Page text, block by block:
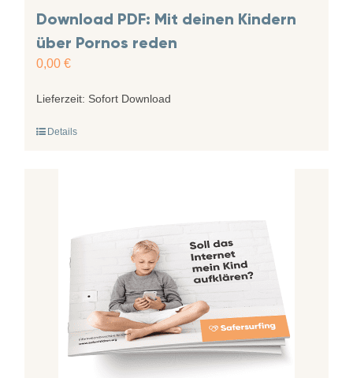
Download PDF: Mit deinen Kindern
über Pornos reden
0,00 €
Lieferzeit: Sofort Download
Details